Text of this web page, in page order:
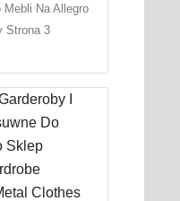
Mebli Na Allegro
Strona 3